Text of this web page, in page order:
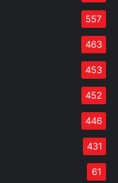
557
463
453
452
446
431
61